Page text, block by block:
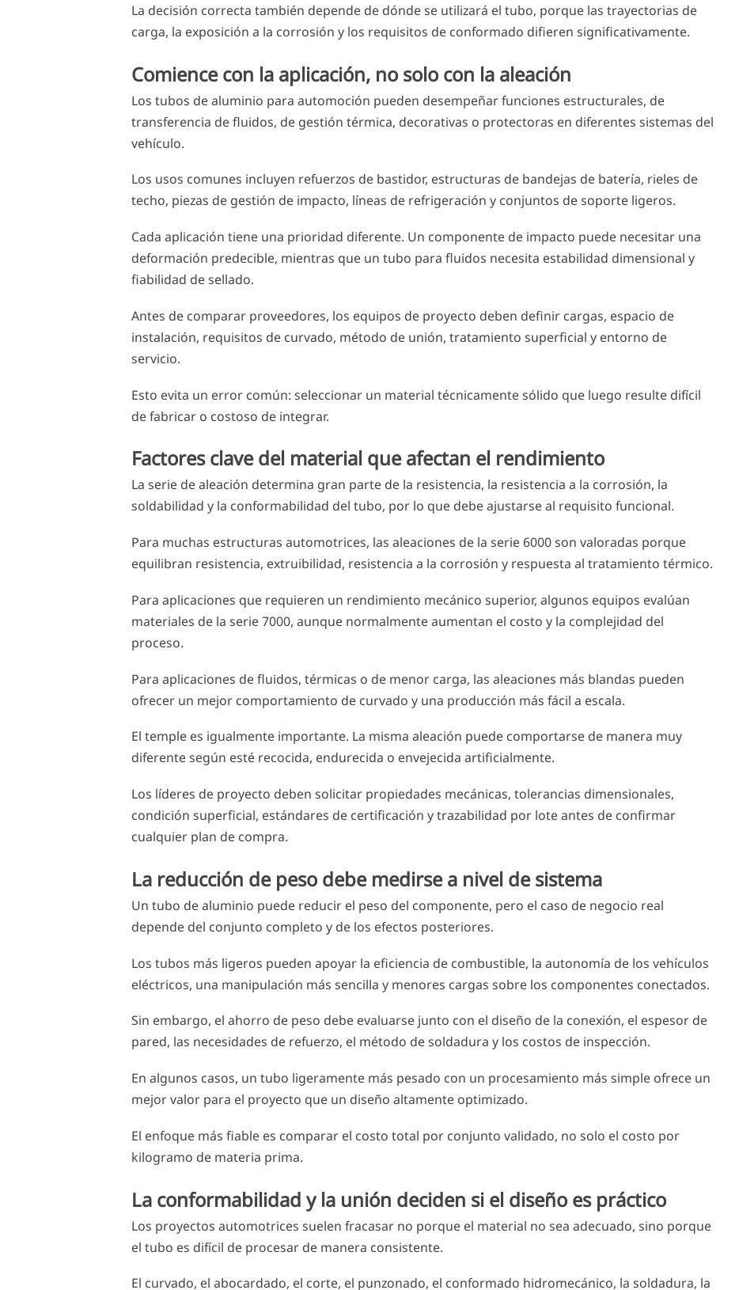
La decisión correcta también depende de dónde se utilizará el tubo, porque las trayectorias de
carga, la exposición a la corrosión y los requisitos de conformado difieren significativamente.
Comience con la aplicación, no solo con la aleación
Los tubos de aluminio para automoción pueden desempeñar funciones estructurales, de
transferencia de fluidos, de gestión térmica, decorativas o protectoras en diferentes sistemas del
vehículo.
Los usos comunes incluyen refuerzos de bastidor, estructuras de bandejas de batería, rieles de
techo, piezas de gestión de impacto, líneas de refrigeración y conjuntos de soporte ligeros.
Cada aplicación tiene una prioridad diferente. Un componente de impacto puede necesitar una
deformación predecible, mientras que un tubo para fluidos necesita estabilidad dimensional y
fiabilidad de sellado.
Antes de comparar proveedores, los equipos de proyecto deben definir cargas, espacio de
instalación, requisitos de curvado, método de unión, tratamiento superficial y entorno de
servicio.
Esto evita un error común: seleccionar un material técnicamente sólido que luego resulte difícil
de fabricar o costoso de integrar.
Factores clave del material que afectan el rendimiento
La serie de aleación determina gran parte de la resistencia, la resistencia a la corrosión, la
soldabilidad y la conformabilidad del tubo, por lo que debe ajustarse al requisito funcional.
Para muchas estructuras automotrices, las aleaciones de la serie 6000 son valoradas porque
equilibran resistencia, extruibilidad, resistencia a la corrosión y respuesta al tratamiento térmico.
Para aplicaciones que requieren un rendimiento mecánico superior, algunos equipos evalúan
materiales de la serie 7000, aunque normalmente aumentan el costo y la complejidad del
proceso.
Para aplicaciones de fluidos, térmicas o de menor carga, las aleaciones más blandas pueden
ofrecer un mejor comportamiento de curvado y una producción más fácil a escala.
El temple es igualmente importante. La misma aleación puede comportarse de manera muy
diferente según esté recocida, endurecida o envejecida artificialmente.
Los líderes de proyecto deben solicitar propiedades mecánicas, tolerancias dimensionales,
condición superficial, estándares de certificación y trazabilidad por lote antes de confirmar
cualquier plan de compra.
La reducción de peso debe medirse a nivel de sistema
Un tubo de aluminio puede reducir el peso del componente, pero el caso de negocio real
depende del conjunto completo y de los efectos posteriores.
Los tubos más ligeros pueden apoyar la eficiencia de combustible, la autonomía de los vehículos
eléctricos, una manipulación más sencilla y menores cargas sobre los componentes conectados.
Sin embargo, el ahorro de peso debe evaluarse junto con el diseño de la conexión, el espesor de
pared, las necesidades de refuerzo, el método de soldadura y los costos de inspección.
En algunos casos, un tubo ligeramente más pesado con un procesamiento más simple ofrece un
mejor valor para el proyecto que un diseño altamente optimizado.
El enfoque más fiable es comparar el costo total por conjunto validado, no solo el costo por
kilogramo de materia prima.
La conformabilidad y la unión deciden si el diseño es práctico
Los proyectos automotrices suelen fracasar no porque el material no sea adecuado, sino porque
el tubo es difícil de procesar de manera consistente.
El curvado, el abocardado, el corte, el punzonado, el conformado hidromecánico, la soldadura, la